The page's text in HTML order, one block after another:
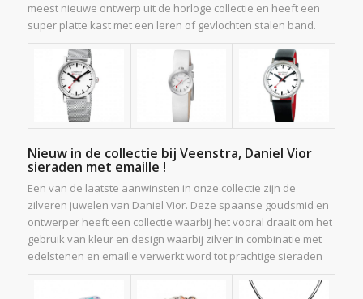
meest nieuwe ontwerp uit de horloge collectie en heeft een
super platte kast met een leren of gevlochten stalen band.
Nieuw in de collectie bij Veenstra, Daniel Vior
sieraden met emaille !
Een van de laatste aanwinsten in onze collectie zijn de
zilveren juwelen van Daniel Vior. Deze spaanse goudsmid en
ontwerper heeft een collectie waarbij het vooral draait om het
gebruik van kleur en design waarbij zilver in combinatie met
edelstenen en emaille verwerkt word tot prachtige sieraden